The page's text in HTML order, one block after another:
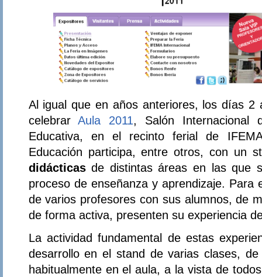
Al igual que en años anteriores, los días
celebrarAula 2011, Salón Internacional
Educativa, en el recinto ferial de
Educación participa, entre otros, con un
didácticasde distintas áreas en las que
proceso de enseñanza y aprendizaje. Para
de varios profesores con sus alumnos, de
de forma activa, presenten su experiencia
La actividad fundamental de estas
desarrollo en el stand de varias clases,
habitualmente en el aula, a la vista de